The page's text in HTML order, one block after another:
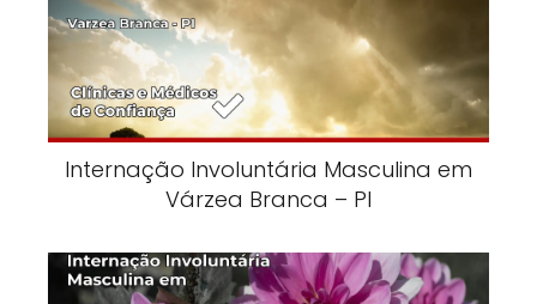
Internação Involuntária Masculina em
Várzea Branca – PI